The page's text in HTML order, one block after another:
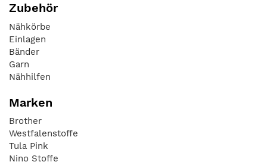
Zubehör
Nähkörbe
Einlagen
Bänder
Garn
Nähhilfen
Marken
Brother
Westfalenstoffe
Tula Pink
Nino Stoffe